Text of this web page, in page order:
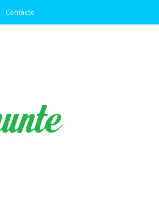
Contacto